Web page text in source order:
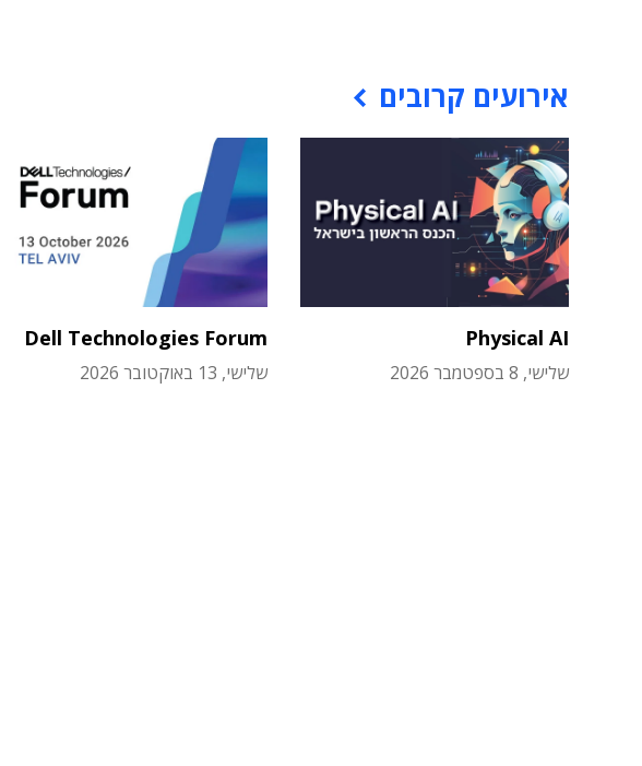
אירועים קרובים
Physical AI
שלישי, 8 בספטמבר 2026
Dell Technologies Forum
שלישי, 13 באוקטובר 2026